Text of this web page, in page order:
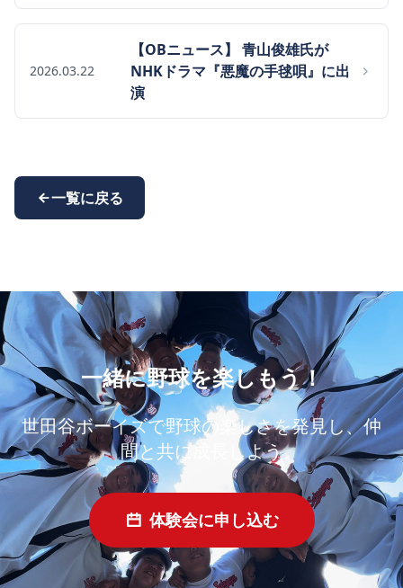
2026.03.22
【OBニュース】 青山俊雄氏が
NHKドラマ『悪魔の手毬唄』に出
演
一覧に戻る
一緒に野球を楽しもう！
世田谷ボーイズで野球の楽しさを発見し、仲
間と共に成長しよう
体験会に申し込む